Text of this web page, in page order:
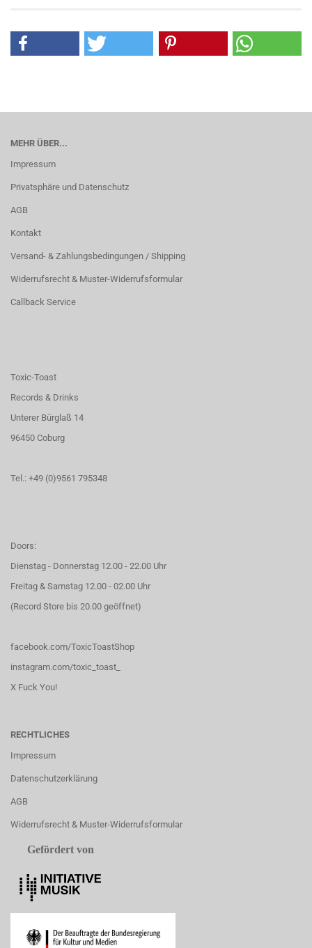
MEHR ÜBER...
Impressum
Privatsphäre und Datenschutz
AGB
Kontakt
Versand- & Zahlungsbedingungen / Shipping
Widerrufsrecht & Muster-Widerrufsformular
Callback Service
Toxic-Toast
Records & Drinks
Unterer Bürglaß 14
96450 Coburg
Tel.: +49 (0)9561 795348
Doors:
Dienstag - Donnerstag 12.00 - 22.00 Uhr
Freitag & Samstag 12.00 - 02.00 Uhr
(Record Store bis 20.00 geöffnet)
facebook.com/ToxicToastShop
instagram.com/toxic_toast_
X Fuck You!
RECHTLICHES
Impressum
Datenschutzerklärung
AGB
Widerrufsrecht & Muster-Widerrufsformular
Gefördert von